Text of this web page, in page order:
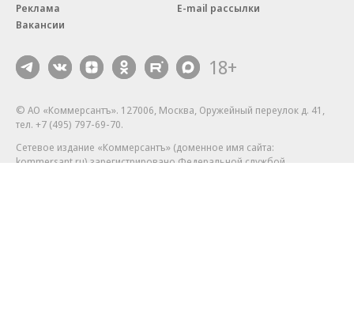
Реклама
Вакансии
E-mail рассылки
18+
© АО «Коммерсантъ». 127006, Москва, Оружейный переулок д. 41,
тел. +7 (495) 797-69-70.
Сетевое издание «Коммерсантъ» (доменное имя сайта:
kommersant.ru) зарегистрировано Федеральной службой